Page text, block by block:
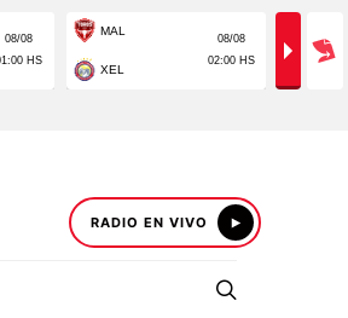
RADIO EN VIVO